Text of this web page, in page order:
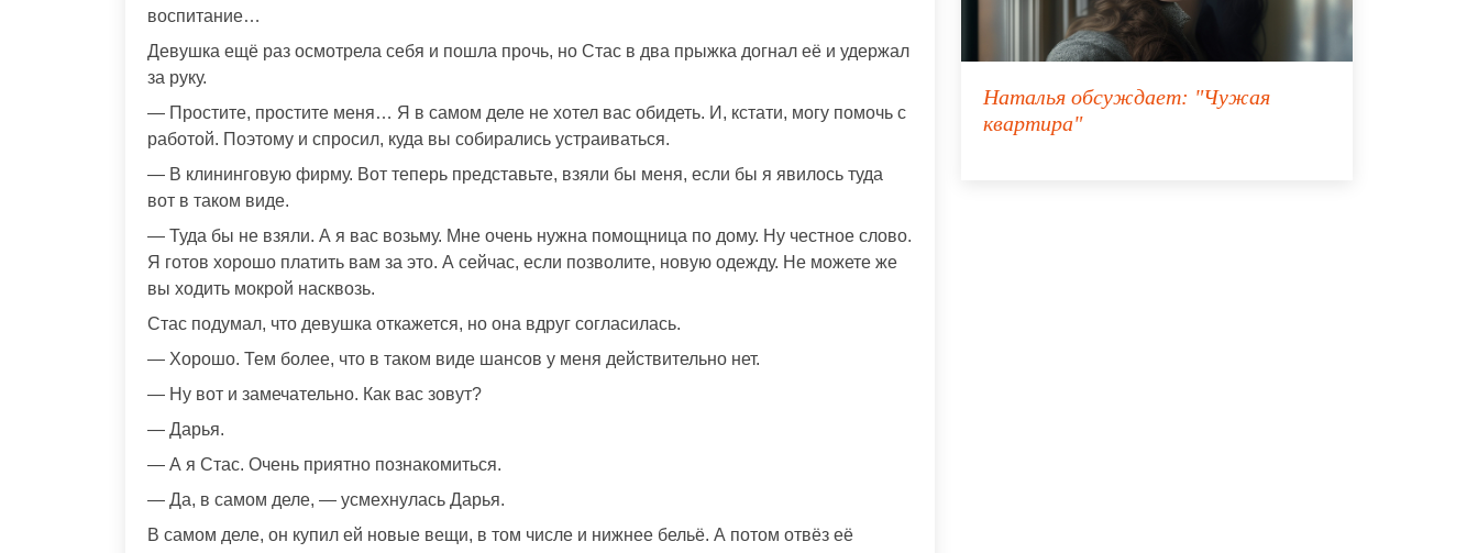
воспитание…
Девушка ещё раз осмотрела себя и пошла прочь, но Стас в два прыжка догнал её и удержал
за руку.
— Простите, простите меня… Я в самом деле не хотел вас обидеть. И, кстати, могу помочь с
работой. Поэтому и спросил, куда вы собирались устраиваться.
— В клининговую фирму. Вот теперь представьте, взяли бы меня, если бы я явилось туда
вот в таком виде.
— Туда бы не взяли. А я вас возьму. Мне очень нужна помощница по дому. Ну честное слово.
Я готов хорошо платить вам за это. А сейчас, если позволите, новую одежду. Не можете же
вы ходить мокрой насквозь.
Стас подумал, что девушка откажется, но она вдруг согласилась.
— Хорошо. Тем более, что в таком виде шансов у меня действительно нет.
— Ну вот и замечательно. Как вас зовут?
— Дарья.
— А я Стас. Очень приятно познакомиться.
— Да, в самом деле, — усмехнулась Дарья.
В самом деле, он купил ей новые вещи, в том числе и нижнее бельё. А потом отвёз её
Наталья обсуждает: "Чужая
квартира"